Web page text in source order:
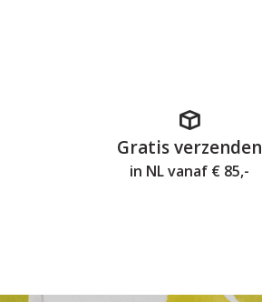
Gratis verzenden
in NL vanaf € 85,-